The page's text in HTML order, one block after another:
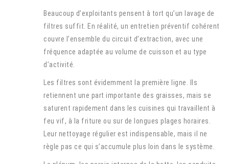
Beaucoup d’exploitants pensent à tort qu’un lavage de
filtres suffit. En réalité, un entretien préventif cohérent
couvre l’ensemble du circuit d’extraction, avec une
fréquence adaptée au volume de cuisson et au type
d’activité.
Les filtres sont évidemment la première ligne. Ils
retiennent une part importante des graisses, mais se
saturent rapidement dans les cuisines qui travaillent à
feu vif, à la friture ou sur de longues plages horaires.
Leur nettoyage régulier est indispensable, mais il ne
règle pas ce qui s’accumule plus loin dans le système.